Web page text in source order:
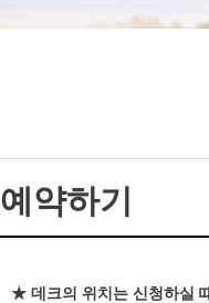
예약하기
★ 데크의 위치는 신청하실